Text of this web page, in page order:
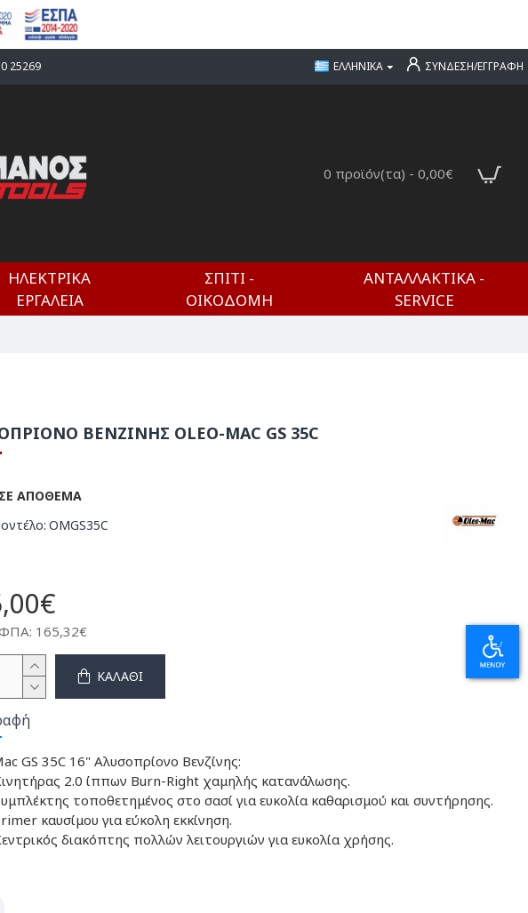
25269 ΕΛΛΗΝΙΚΆ ΣΎΝΔΕΣΗ/ΕΓΓΡΑΦΉ
0 προϊόν(τα) - 0,00€
ΗΛΕΚΤΡΙΚΆ
ΕΡΓΑΛΕΊΑ
ΣΠΊΤΙ -
ΟΙΚΟΔΟΜΉ
ΑΝΤΑΛΛΑΚΤΙΚΆ -
SERVICE
ΒΕΝΖΙΝΗΣ OLEO-MAC GS 35C
ΣΕ ΑΠΌΘΕΜΑ
OMGS35C
165,32€
ΚΑΛΆΘΙ
GS 35C 16" Αλυσοπρίονο Βενζίνης:
2.0 ίππων Burn-Right χαμηλής κατανάλωσης.
τοποθετημένος στο σασί για ευκολία καθαρισμού και συντήρησης.
καυσίμου για εύκολη εκκίνηση.
διακόπτης πολλών λειτουργιών για ευκολία χρήσης.